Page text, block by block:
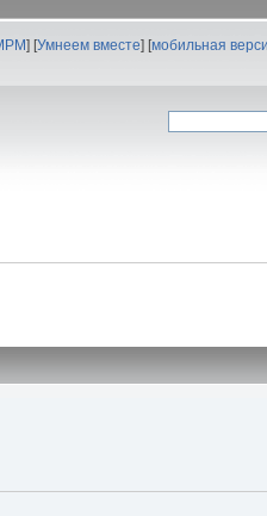
] [Умнеем вместе] [мобильная